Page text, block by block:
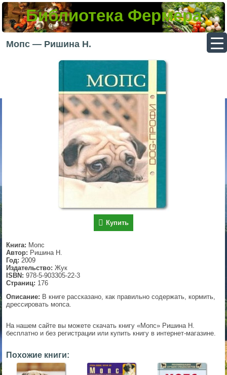
Библиотека Фермера
Мопс — Ришина Н.
Купить
Книга: Мопс
Автор: Ришина Н.
Год: 2009
Издательство: Жук
ISBN: 978-5-903305-22-3
Страниц: 176
Описание: В книге рассказано, как правильно содержать, кормить,
дрессировать мопса.
На нашем сайте вы можете скачать книгу «Мопс» Ришина Н.
бесплатно и без регистрации или купить книгу в интернет-магазине.
Похожие книги:
▼
▼
▼
▼